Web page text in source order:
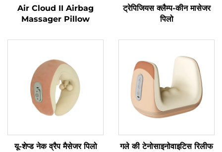
Air Cloud II Airbag
Massager Pillow
ट्रेपिजियस क्लैम्प-कीन मासेजर
पिलो
यू-शेप्ड नेक व्रैप मैसेजर पिलो
गले की टेनोसाइनोवाइटिस रिलीफ